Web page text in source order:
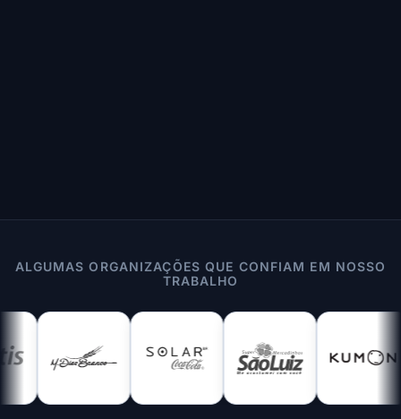
ALGUMAS ORGANIZAÇÕES QUE CONFIAM EM NOSSO
TRABALHO